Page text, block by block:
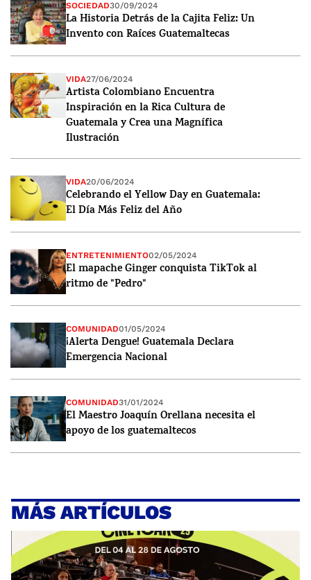
SOCIEDAD30/09/2024
La Historia Detrás de la Cajita Feliz: Un
Invento con Raíces Guatemaltecas
VIDA27/06/2024
Artista Colombiano Encuentra
Inspiración en la Rica Cultura de
Guatemala y Crea una Magnífica
Ilustración
VIDA20/06/2024
Celebrando el Yellow Day en Guatemala:
El Día Más Feliz del Año
ENTRETENIMIENTO02/05/2024
El mapache Ginger conquista TikTok al
ritmo de "Pedro"
COMUNIDAD01/05/2024
¡Alerta Dengue! Guatemala Declara
Emergencia Nacional
COMUNIDAD31/01/2024
El Maestro Joaquín Orellana necesita el
apoyo de los guatemaltecos
MÁS ARTÍCULOS